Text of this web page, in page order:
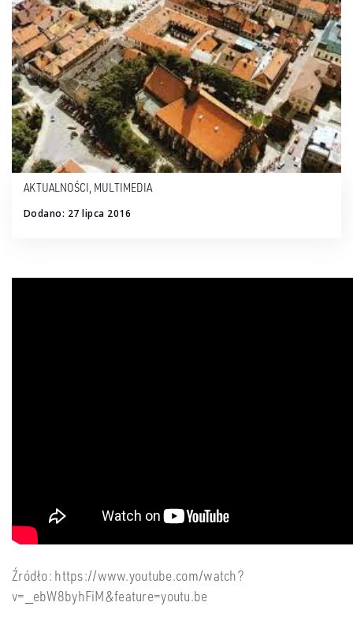
AKTUALNOŚCI, MULTIMEDIA
Dodano: 27 lipca 2016
Źródło: https://www.youtube.com/watch?
v=_ebW8byhFiM&feature=youtu.be